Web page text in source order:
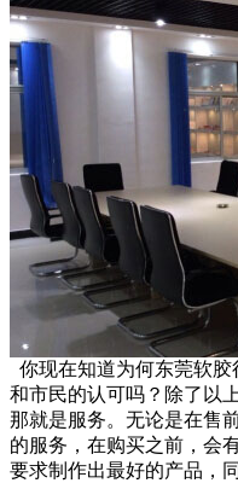
你现在知道为何东莞软
和市民的认可吗？除了以
那就是服务。无论是在售
的服务，在购买之前，会
要求制作出最好的产品，